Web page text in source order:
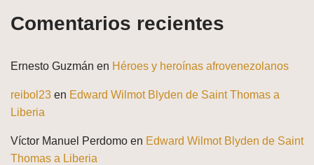
Comentarios recientes
Ernesto Guzmán en Héroes y heroínas afrovenezolanos
reibol23 en Edward Wilmot Blyden de Saint Thomas a
Liberia
Víctor Manuel Perdomo en Edward Wilmot Blyden de Saint
Thomas a Liberia